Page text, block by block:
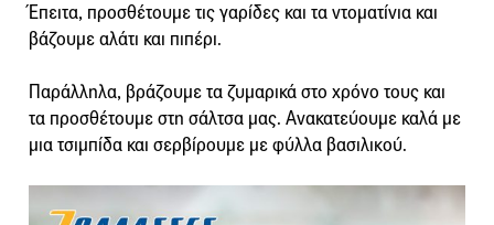
Έπειτα, προσθέτουμε τις γαρίδες και τα ντοματίνια και
βάζουμε αλάτι και πιπέρι.
Παράλληλα, βράζουμε τα ζυμαρικά στο χρόνο τους και
τα προσθέτουμε στη σάλτσα μας. Ανακατεύουμε καλά με
μια τσιμπίδα και σερβίρουμε με φύλλα βασιλικού.